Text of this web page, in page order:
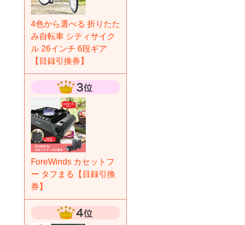
4色から選べる 折りたた
み自転車 シティサイク
ル 26インチ 6段ギア
【目録引換券】
ForeWinds カセットフ
ー タフまる【目録引換
券】